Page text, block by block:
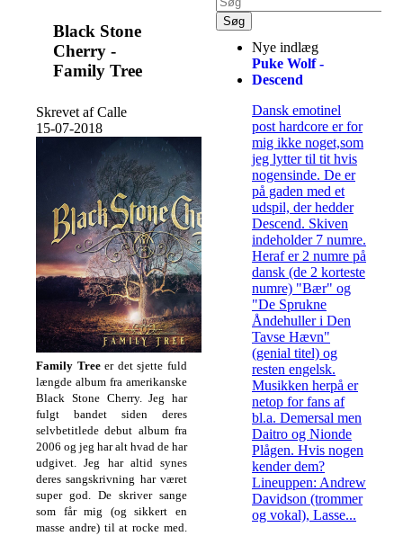
Black Stone
Cherry -
Family Tree
Skrevet af Calle
15-07-2018
Family Treeer det sjette fuld
længde album fra amerikanske
Black Stone Cherry. Jeg har
fulgt bandet siden deres
selvbetitlede debut album fra
2006 og jeg har alt hvad de har
udgivet. Jeg har altid synes
deres sangskrivning har været
super god. De skriver sange
som får mig (og sikkert en
masse andre) til at rocke med.
Nye indlæg
Puke Wolf -
Descend
Dansk emotinel
post hardcore er for
mig ikke noget,som
jeg lytter til tit hvis
nogensinde. De er
på gaden med et
udspil, der hedder
Descend. Skiven
indeholder 7 numre.
Heraf er 2 numre på
dansk (de 2 korteste
numre) "Bær" og
"De Sprukne
Åndehuller i Den
Tavse Hævn"
(genial titel) og
resten engelsk.
Musikken herpå er
netop for fans af
bl.a. Demersal men
Daitro og Nionde
Plågen. Hvis nogen
kender dem?
Lineuppen: Andrew
Davidson (trommer
og vokal), Lasse...